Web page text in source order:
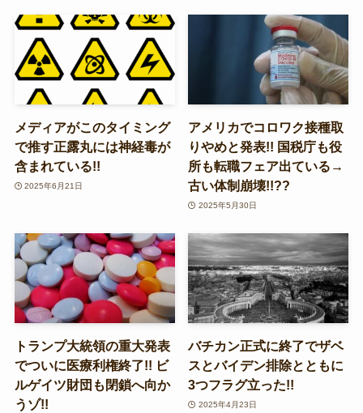
メディアがこのタイミング
で推す正露丸には神経毒が
含まれている!!
2025年6月21日
アメリカでコロワク接種取
りやめと発表!! 国税庁も役
所も転職フェア出ている→
古い体制崩壊!!??
2025年5月30日
トランプ大統領の重大発表
でついに医療利権終了!! ビ
ルゲイツ財団も閉鎖へ向か
うゾ!!
バチカン正式に終了でザベ
スとバイデン排除とともに
3つフラグ立った!!
2025年4月23日